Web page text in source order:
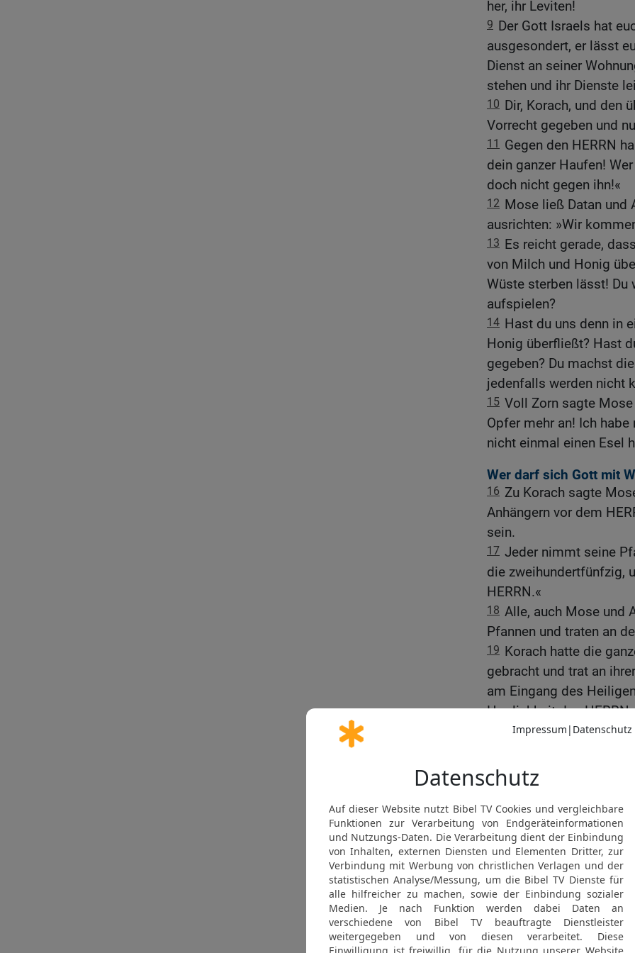
her, ihr Leviten!
9 Der Gott Israels hat
ausgesondert, er lässt
Dienst an seiner
stehen und ihr Dienste
10 Dir, Korach, und den
Vorrecht gegeben und
11
Gegen den HERRN
dein ganzer Haufen!
doch nicht gegen ihn!«
12 Mose ließ Datan und
ausrichten: »Wir
13 Es reicht gerade,
von Milch und Honig
Wüste sterben lässt!
aufspielen?
14 Hast du uns denn in
Honig überfließt? Hast
gegeben? Du machst
jedenfalls werden nicht
15 Voll Zorn sagte
Opfer mehr an! Ich
nicht einmal einen Esel
Wer darf sich Gott mit
16 Zu Korach sagte
Anhängern vor dem
sein.
17 Jeder nimmt seine
die zweihundertfünfzig,
HERRN.«
18 Alle, auch Mose und
Pfannen und traten an
19 Korach hatte die
gebracht und trat an
am Eingang des
Herrlichkeit des HERRN
und der HERR sagte
einen Schlag
22 Da warfen die
Leben kommt doch von
ganze Gemeinde
verfehlt hat?«
Die Erde verschlingt
23 Der HERR sagte zu
24 »Befiehl der ganzen
Datans und Abirams